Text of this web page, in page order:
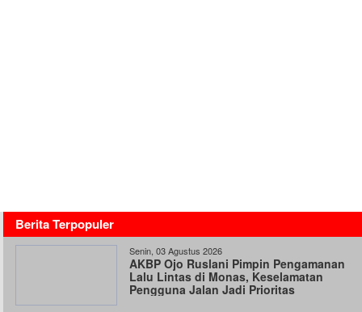
Berita Terpopuler
Senin, 03 Agustus 2026
AKBP Ojo Ruslani Pimpin Pengamanan
Lalu Lintas di Monas, Keselamatan
Pengguna Jalan Jadi Prioritas